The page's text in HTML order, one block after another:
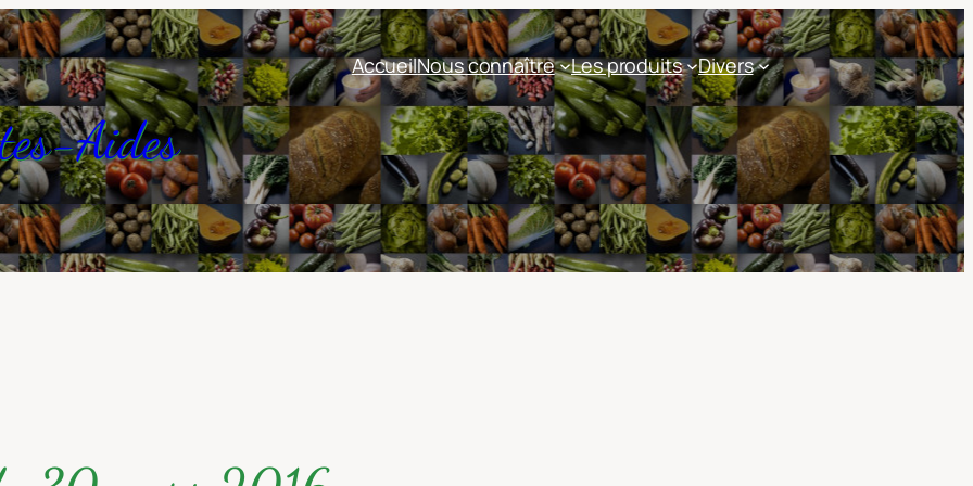
Aides
AccueilNous connaître Les produits Divers